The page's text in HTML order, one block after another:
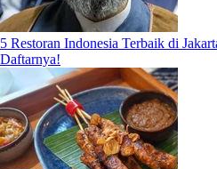
5 Restoran Indonesia Terbaik di
Daftarnya!